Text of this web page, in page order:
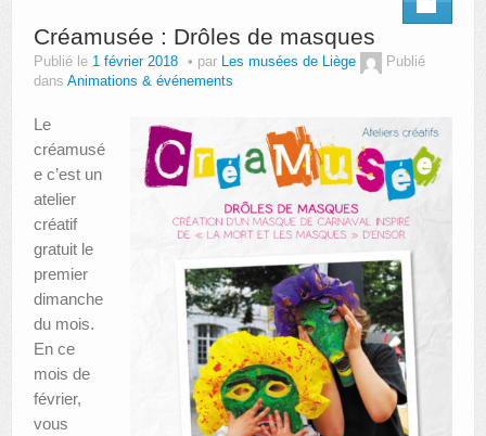
Créamusée : Drôles de masques
Publié le 1 février 2018 par Les musées de Liège
Publié
dans Animations & événements
Le
créamusé
e c’est un
atelier
créatif
gratuit le
premier
dimanche
du mois.
En ce
mois de
février,
vous